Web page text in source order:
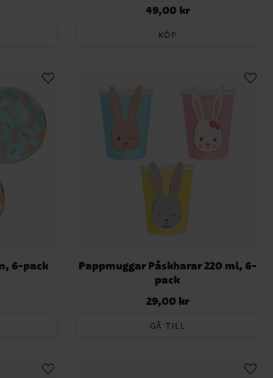
(de är gula) och som
Pris:49,00 kr
49,00 kr
KÖP
6-pack
Pappmuggar Påskharar 220 ml, 6-
pack
Pris:29,00 kr
29,00 kr
GÅ TILL